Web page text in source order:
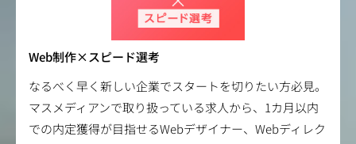
Web制作×スピード選考
なるべく早く新しい企業でスタートを切りたい方必見。
マスメディアンで取り扱っている求人から、1カ月以内
での内定獲得が目指せるWebデザイナー、Webディレク